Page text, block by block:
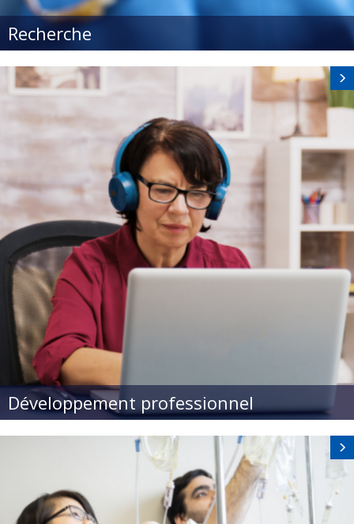
Recherche
Développement professionnel